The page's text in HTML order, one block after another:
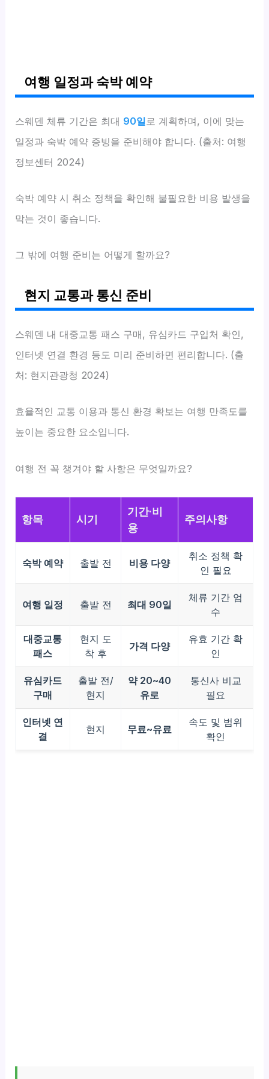
여행 일정과 숙박 예약
스웨덴 체류 기간은 최대 90일 로 계획하며, 이에 맞는
일정과 숙박 예약 증빙을 준비해야 합니다. (출처: 여행
정보센터 2024)
숙박 예약 시 취소 정책을 확인해 불필요한 비용 발생을
막는 것이 좋습니다.
그 밖에 여행 준비는 어떻게 할까요?
현지 교통과 통신 준비
스웨덴 내 대중교통 패스 구매, 유심카드 구입처 확인,
인터넷 연결 환경 등도 미리 준비하면 편리합니다. (출
처: 현지관광청 2024)
효율적인 교통 이용과 통신 환경 확보는 여행 만족도를
높이는 중요한 요소입니다.
여행 전 꼭 챙겨야 할 사항은 무엇일까요?
항목 시기
기간·비
용
주의사항
숙박 예약 출발 전 비용 다양
취소 정책 확
인 필요
여행 일정 출발 전 최대 90일
체류 기간 엄
수
대중교통
패스
현지 도
착 후
가격 다양
유효 기간 확
인
유심카드
구매
출발 전/
현지
약 20~40
유로
통신사 비교
필요
인터넷 연
결
현지 무료~유료
속도 및 범위
확인